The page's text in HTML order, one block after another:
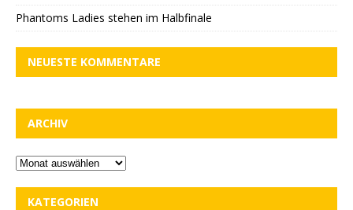
Phantoms Ladies stehen im Halbfinale
NEUESTE KOMMENTARE
ARCHIV
KATEGORIEN